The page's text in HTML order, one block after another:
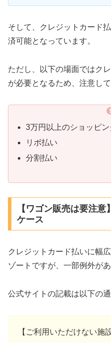
そして、クレジットカード
済可能となっています。
ただし、以下の場面ではク
が必要となるため、注意して
3万円以上のショッピン
リボ払い
分割払い
【ワゴン販売は要注
ケース
クレジットカード払いに幅
ゾートですが、一部例外があ
公式サイトの記載は以下の通
【ご利用いただけない施設